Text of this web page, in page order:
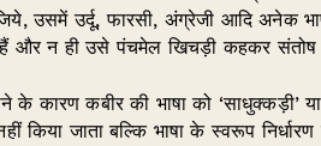
उसमें उर्दू, फारसी, अंग्रेजी आदि अनेक
हैं और न ही उसे पंचमेल खिचड़ी कहकर
कारण कबीर की भाषा को ‘साधुक्कड़ी’
किया जाता बल्कि भाषा के स्वरूप